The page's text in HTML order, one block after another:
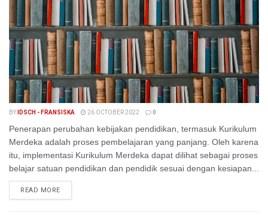
BY IDSCH - FRANSISKA 26 OCTOBER 2022 0
Penerapan perubahan kebijakan pendidikan, termasuk Kurikulum
Merdeka adalah proses pembelajaran yang panjang. Oleh karena
itu, implementasi Kurikulum Merdeka dapat dilihat sebagai proses
belajar satuan pendidikan dan pendidik sesuai dengan kesiapan...
READ MORE